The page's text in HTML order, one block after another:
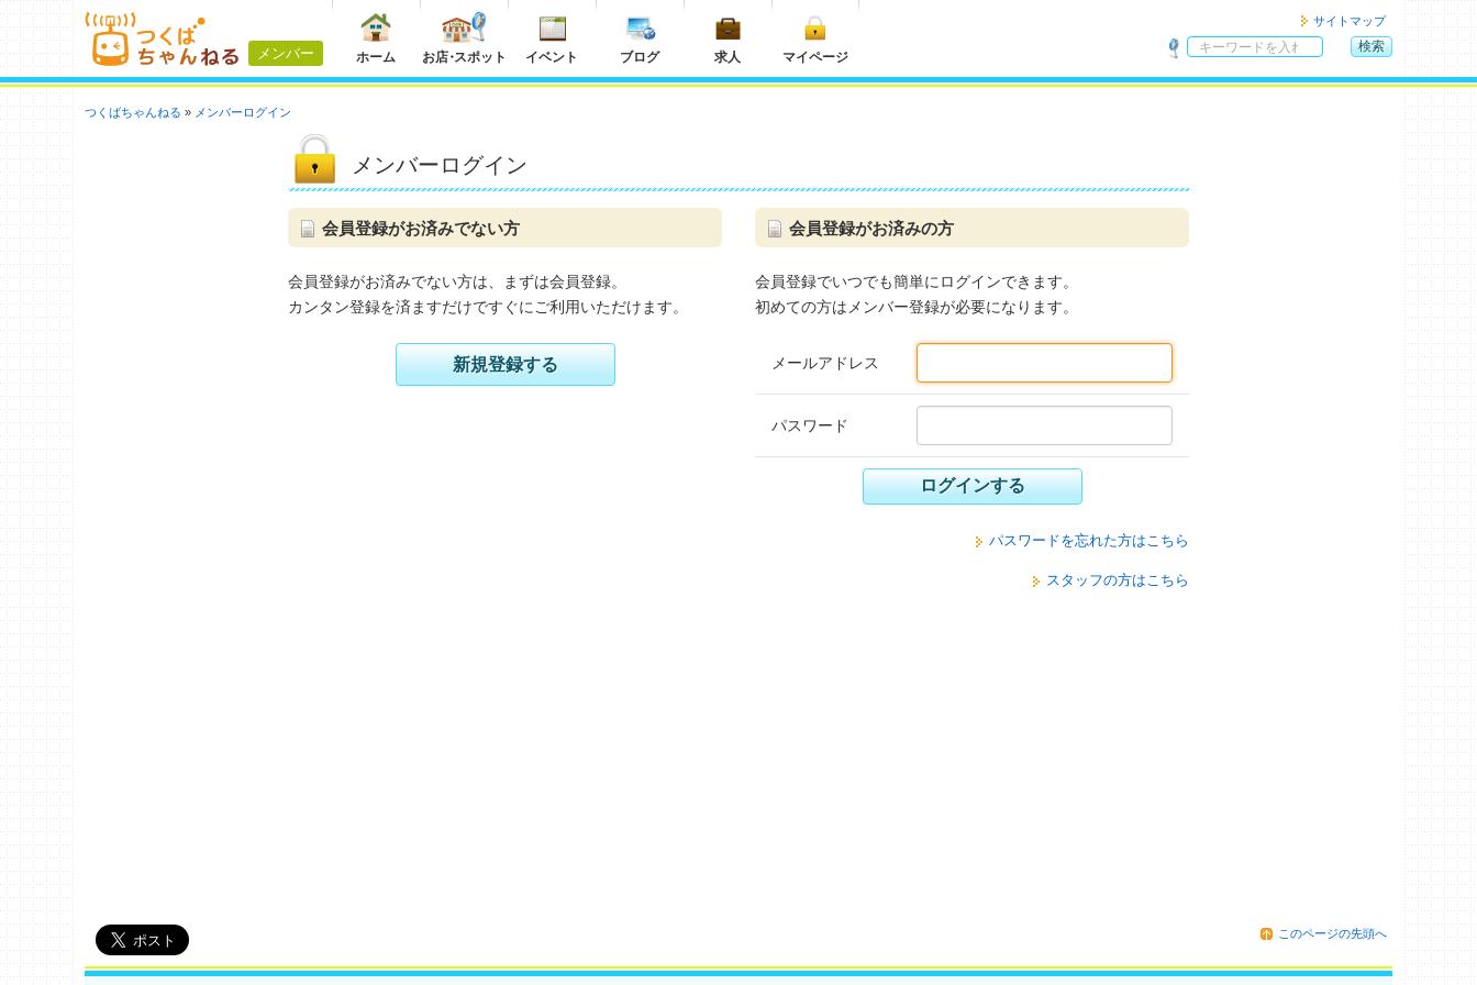
メンバー ホーム お店・スポット イベント ブログ 求人 マイページ
サイトマップ
検索
つくばちゃんねる メンバーログイン
メンバーログイン
会員登録がお済みの方
会員登録でいつでも簡単にログインできます。
初めての方はメンバー登録が必要になります。
メールアドレス
パスワード
ログインする
パスワードを忘れた方はこちら
スタッフの方はこちら
会員登録がお済みでない方
会員登録がお済みでない方は、まずは会員登録。
カンタン登録を済ますだけですぐにご利用いただけます。
新規登録する
このページの先頭へ